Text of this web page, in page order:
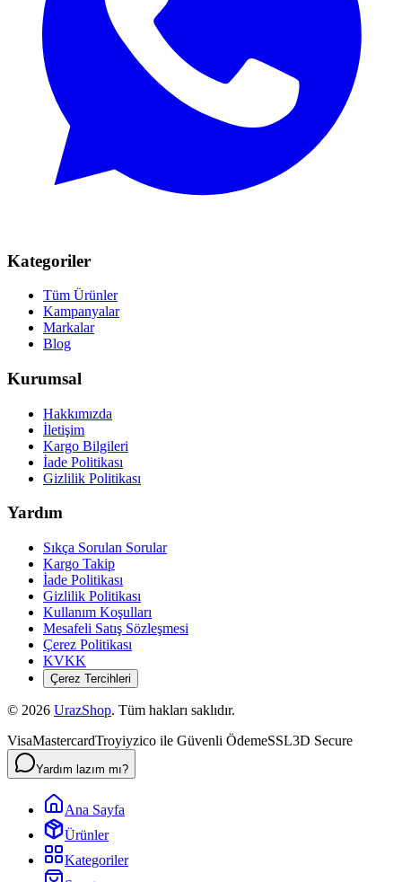
Kategoriler
Tüm Ürünler
Kampanyalar
Markalar
Blog
Kurumsal
Hakkımızda
İletişim
Kargo Bilgileri
İade Politikası
Gizlilik Politikası
Yardım
Sıkça Sorulan Sorular
Kargo Takip
İade Politikası
Gizlilik Politikası
Kullanım Koşulları
Mesafeli Satış Sözleşmesi
Çerez Politikası
KVKK
Çerez Tercihleri
© 2026 UrazShop. Tüm hakları saklıdır.
VisaMastercardTroyiyzico ile Güvenli ÖdemeSSL3D Secure
Yardım lazım mı?
Ana Sayfa
Ürünler
Kategoriler